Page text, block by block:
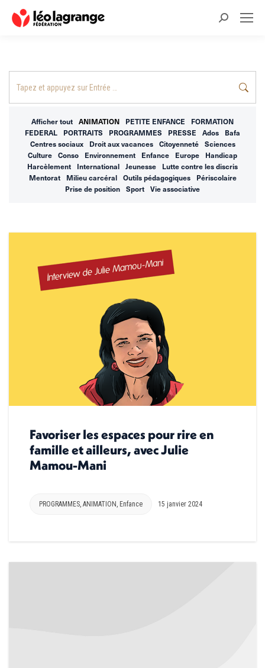
Recherche
Afficher tout ANIMATION PETITE ENFANCE
FORMATION
FEDERAL
PORTRAITS PROGRAMMES PRESSE Ados
Bafa
Centres sociaux
Droit aux vacances Citoyenneté
Sciences
Culture
Conso Environnement Enfance Europe
Handicap
Harcèlement
International Jeunesse
Lutte contre les discris
Mentorat
Milieu carcéral Outils pédagogiques
Périscolaire
Prise de position
Sport Vie associative
Favoriser les espaces pour rire en
famille et ailleurs, avec Julie
Mamou-Mani
PROGRAMMES, ANIMATION, Enfance 15 janvier 2024